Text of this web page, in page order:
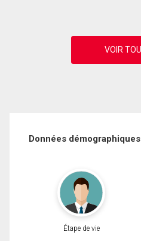
Données démographiques
Étape de vie